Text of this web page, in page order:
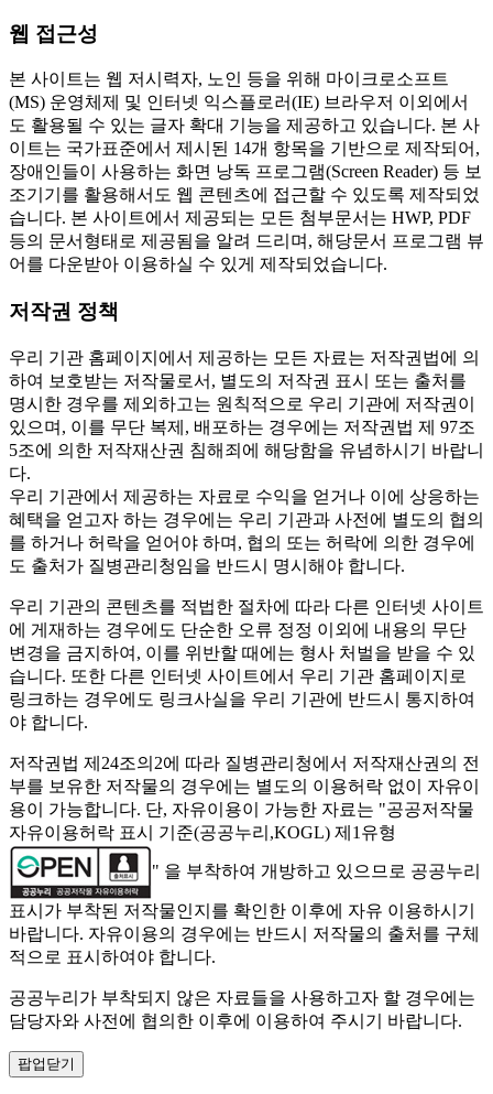
웹 접근성
본 사이트는 웹 저시력자, 노인 등을 위해 마이크로소프트
(MS) 운영체제 및 인터넷 익스플로러(IE) 브라우저 이외에서
도 활용될 수 있는 글자 확대 기능을 제공하고 있습니다. 본 사
이트는 국가표준에서 제시된 14개 항목을 기반으로 제작되어,
장애인들이 사용하는 화면 낭독 프로그램(Screen Reader) 등 보
조기기를 활용해서도 웹 콘텐츠에 접근할 수 있도록 제작되었
습니다. 본 사이트에서 제공되는 모든 첨부문서는 HWP, PDF
등의 문서형태로 제공됨을 알려 드리며, 해당문서 프로그램 뷰
어를 다운받아 이용하실 수 있게 제작되었습니다.
저작권 정책
우리 기관 홈페이지에서 제공하는 모든 자료는 저작권법에 의
하여 보호받는 저작물로서, 별도의 저작권 표시 또는 출처를
명시한 경우를 제외하고는 원칙적으로 우리 기관에 저작권이
있으며, 이를 무단 복제, 배포하는 경우에는 저작권법 제 97조
5조에 의한 저작재산권 침해죄에 해당함을 유념하시기 바랍니
다.
우리 기관에서 제공하는 자료로 수익을 얻거나 이에 상응하는
혜택을 얻고자 하는 경우에는 우리 기관과 사전에 별도의 협의
를 하거나 허락을 얻어야 하며, 협의 또는 허락에 의한 경우에
도 출처가 질병관리청임을 반드시 명시해야 합니다.
우리 기관의 콘텐츠를 적법한 절차에 따라 다른 인터넷 사이트
에 게재하는 경우에도 단순한 오류 정정 이외에 내용의 무단
변경을 금지하여, 이를 위반할 때에는 형사 처벌을 받을 수 있
습니다. 또한 다른 인터넷 사이트에서 우리 기관 홈페이지로
링크하는 경우에도 링크사실을 우리 기관에 반드시 통지하여
야 합니다.
저작권법 제24조의2에 따라 질병관리청에서 저작재산권의 전
부를 보유한 저작물의 경우에는 별도의 이용허락 없이 자유이
용이 가능합니다. 단, 자유이용이 가능한 자료는 "공공저작물
자유이용허락 표시 기준(공공누리,KOGL) 제1유형
" 을 부착하여 개방하고 있으므로 공공누리
표시가 부착된 저작물인지를 확인한 이후에 자유 이용하시기
바랍니다. 자유이용의 경우에는 반드시 저작물의 출처를 구체
적으로 표시하여야 합니다.
공공누리가 부착되지 않은 자료들을 사용하고자 할 경우에는
담당자와 사전에 협의한 이후에 이용하여 주시기 바랍니다.
팝업닫기